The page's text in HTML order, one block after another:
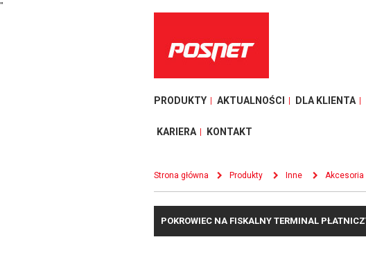
"
PRODUKTY AKTUALNOŚCI DLA KLIENTA
KARIERA KONTAKT
Strona główna Produkty Inne Akcesoria
POKROWIEC NA FISKALNY TERMINAL